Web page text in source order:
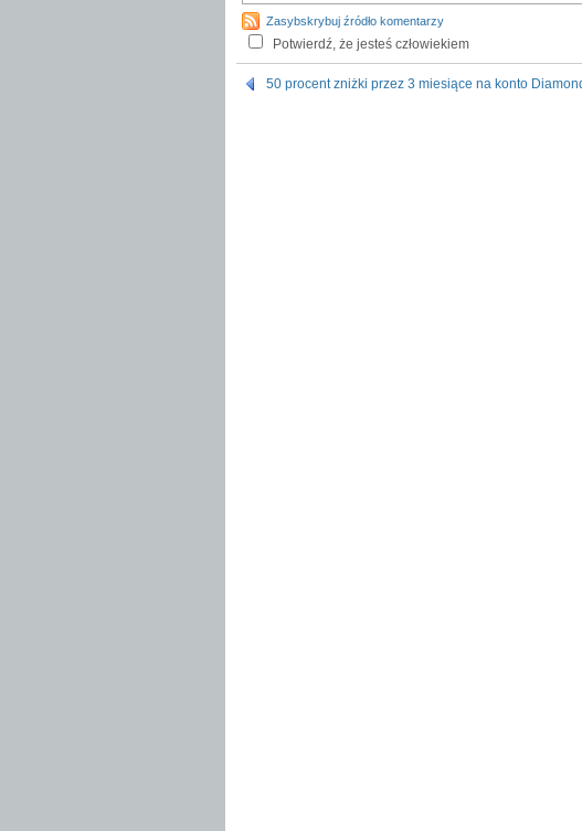
Zasybskrybuj źródło komentarzy
Potwierdź, że jesteś człowiekiem
50 procent zniżki przez 3 miesiące na konto